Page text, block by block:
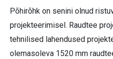
Põhirõhk on senini olnud
projekteerimisel. Raudtee
tehnilised lahendused
olemasoleva 1520 mm